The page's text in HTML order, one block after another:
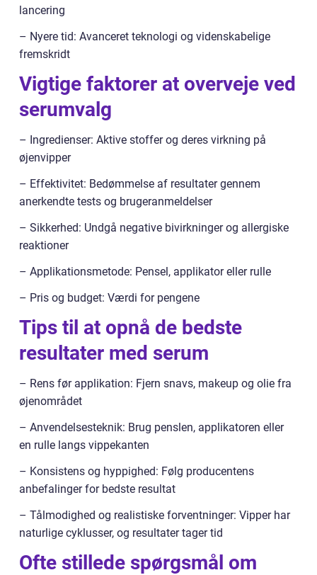
lancering
– Nyere tid: Avanceret teknologi og videnskabelige
fremskridt
Vigtige faktorer at overveje ved
serumvalg
– Ingredienser: Aktive stoffer og deres virkning på
øjenvipper
– Effektivitet: Bedømmelse af resultater gennem
anerkendte tests og brugeranmeldelser
– Sikkerhed: Undgå negative bivirkninger og allergiske
reaktioner
– Applikationsmetode: Pensel, applikator eller rulle
– Pris og budget: Værdi for pengene
Tips til at opnå de bedste
resultater med serum
– Rens før applikation: Fjern snavs, makeup og olie fra
øjenområdet
– Anvendelsesteknik: Brug penslen, applikatoren eller
en rulle langs vippekanten
– Konsistens og hyppighed: Følg producentens
anbefalinger for bedste resultat
– Tålmodighed og realistiske forventninger: Vipper har
naturlige cyklusser, og resultater tager tid
Ofte stillede spørgsmål om